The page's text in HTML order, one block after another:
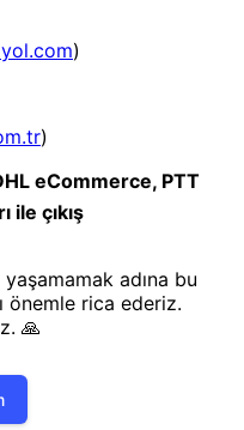
Galaxy Metal Duvar Saati (Siyah
Beyaz 2 Renk) 50 Cm / Dm-60-
Lazer & Lazer Aksesuarı
Galaxy Metal Duvar Saati 80 Cm